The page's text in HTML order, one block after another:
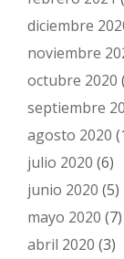
diciembre
noviembre
octubre 2020
septiembre
agosto 2020
julio 2020 (6)
junio 2020 (5)
mayo 2020 (7)
abril 2020 (3)